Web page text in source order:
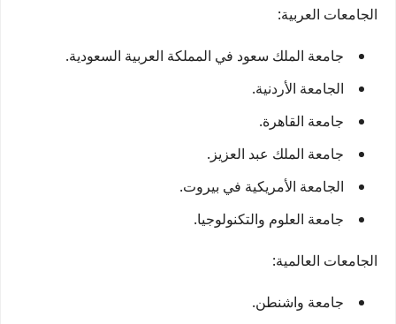
الجامعات العربية:
جامعة الملك سعود في المملكة العربية السعودية.
الجامعة الأردنية.
جامعة القاهرة.
جامعة الملك عبد العزيز.
الجامعة الأمريكية في بيروت.
جامعة العلوم والتكنولوجيا.
الجامعات العالمية:
جامعة واشنطن.